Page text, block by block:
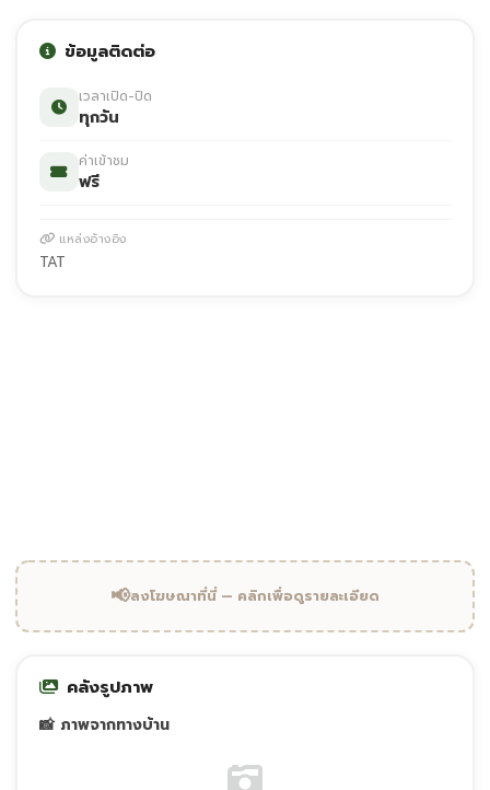
ข้อมูลติดต่อ
เวลาเปิด-ปิด
ทุกวัน
ค่าเข้าชม
ฟรี
แหล่งอ้างอิง
TAT
📢ลงโฆษณาที่นี่ — คลิกเพื่อดูรายละเอียด
คลังรูปภาพ
📸 ภาพจากทางบ้าน